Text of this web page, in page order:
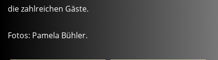
die zahlreichen Gäste.
Fotos: Pamela Bühler.